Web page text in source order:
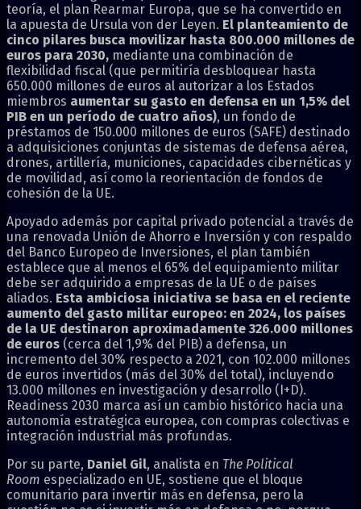
teoría, el plan Rearmar Europa, que se ha convertido en
la apuesta de Ursula von der Leyen. El planteamiento de
cinco pilares busca movilizar hasta 800.000 millones de
euros para 2030, mediante una combinación de
flexibilidad fiscal (que permitiría desbloquear hasta
650.000 millones de euros al autorizar a los Estados
miembros aumentar su gasto en defensa en un 1,5% del
PIB en un período de cuatro años), un fondo de
préstamos de 150.000 millones de euros (SAFE) destinado
a adquisiciones conjuntas de sistemas de defensa aérea,
drones, artillería, municiones, capacidades cibernéticas y
de movilidad, así como la reorientación de fondos de
cohesión de la UE.
Apoyado además por capital privado potencial a través de
una renovada Unión de Ahorro e Inversión y con respaldo
del Banco Europeo de Inversiones, el plan también
establece que al menos el 65% del equipamiento militar
debe ser adquirido a empresas de la UE o de países
aliados. Esta ambiciosa iniciativa se basa en el reciente
aumento del gasto militar europeo: en 2024, los países
de la UE destinaron aproximadamente 326.000 millones
de euros (cerca del 1,9% del PIB) a defensa, un
incremento del 30% respecto a 2021, con 102.000 millones
de euros invertidos (más del 30% del total), incluyendo
13.000 millones en investigación y desarrollo (I+D).
Readiness 2030 marca así un cambio histórico hacia una
autonomía estratégica europea, con compras colectivas e
integración industrial más profundas.
Por su parte, Daniel Gil, analista en The Political
Room especializado en UE, sostiene que el bloque
comunitario para invertir más en defensa, pero la